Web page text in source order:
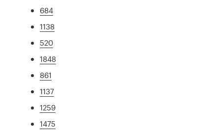
684
1138
520
1848
861
1137
1259
1475